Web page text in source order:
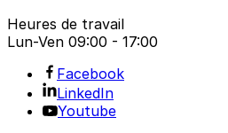
Heures de travail
Lun-Ven 09:00 - 17:00
Facebook
LinkedIn
Youtube